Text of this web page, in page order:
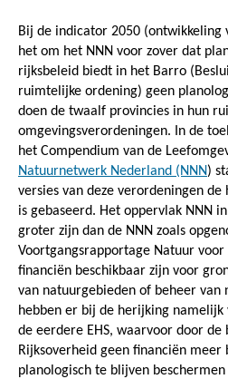
Bij de indicator 2050 (ontwikkeling
het om het NNN voor zover dat
rijksbeleid biedt in het Barro
ruimtelijke ordening) geen
doen de twaalf provincies in hun
omgevingsverordeningen. In de
het Compendium van de
Natuurnetwerk Nederland (NNN)
versies van deze verordeningen
is gebaseerd. Het oppervlak NNN
groter zijn dan de NNN zoals
Voortgangsrapportage Natuur
financiën beschikbaar zijn voor
van natuurgebieden of beheer van
hebben er bij de herijking namelijk
de eerdere EHS, waarvoor door de
Rijksoverheid geen financiën meer
planologisch te blijven